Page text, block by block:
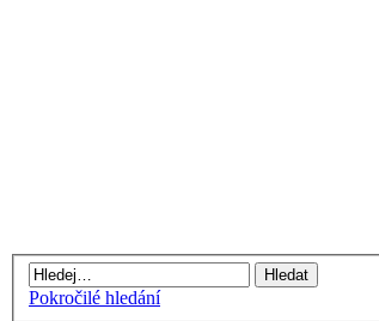
Pokročilé hledání